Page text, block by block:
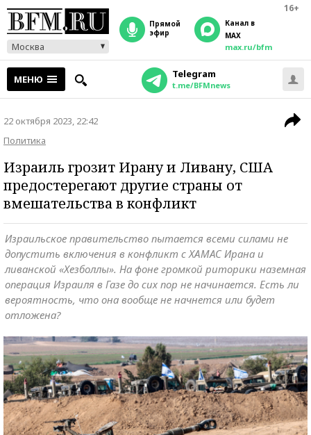
16+
Москва
прямой
эфир
Канал в
MAX
max.ru/bfm
МЕНЮ Telegram
t.me/BFMnews
22 октября 2023, 22:42
Политика
Израиль грозит Ирану и Ливану, США
предостерегают другие страны от
вмешательства в конфликт
Израильское правительство пытается всеми силами не
допустить включения в конфликт с ХАМАС Ирана и
ливанской «Хезболлы». На фоне громкой риторики наземная
операция Израиля в Газе до сих пор не начинается. Есть ли
вероятность, что она вообще не начнется или будет
отложена?